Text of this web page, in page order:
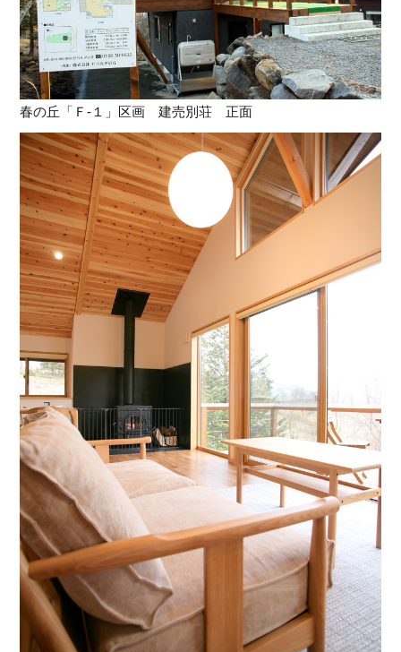
春の丘「Ｆ-１」区画 建売別荘 正面